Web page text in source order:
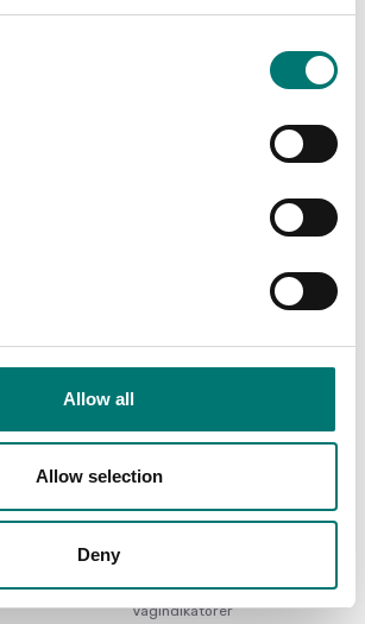
Allow all
Allow selection
Deny
Stativ i rostfritt stål
Finns i flera varianter
Vågindikatorer